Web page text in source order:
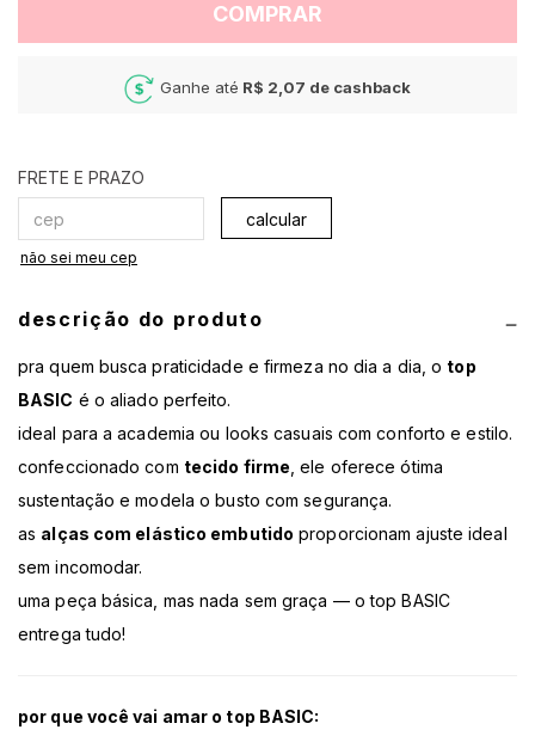
COMPRAR
Ganhe até R$ 2,07 de cashback
calcular
não sei meu cep
descrição do produto
pra quem busca praticidade e firmeza no dia a dia, o top
BASIC é o aliado perfeito.
ideal para a academia ou looks casuais com conforto e estilo.
confeccionado com tecido firme, ele oferece ótima
sustentação e modela o busto com segurança.
as alças com elástico embutido proporcionam ajuste ideal
sem incomodar.
uma peça básica, mas nada sem graça — o top BASIC
entrega tudo!
por que você vai amar o top BASIC: